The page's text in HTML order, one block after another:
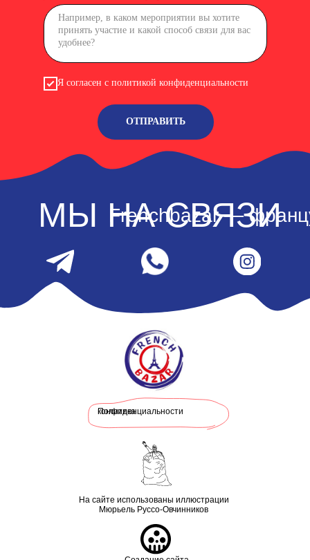
Я согласен с политикой конфиденциальности
ОТПРАВИТЬ
Политика конфиденциальности
На сайте использованы иллюстрации
Мюрьель Руссо-Овчинников